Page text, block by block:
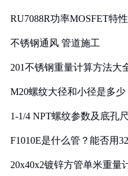
RU7088R功率MOSFET特
不锈钢通风 管道施工
201不锈钢重量计算方法大
M20螺纹大径和小径是多少
1-1/4 NPT螺纹参数及底孔
F1010E是什么管？能否用
20x40x2镀锌方管单米重量